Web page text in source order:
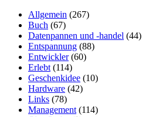
Allgemein (267)
Buch (67)
Datenpannen und -handel (44)
Entspannung (88)
Entwickler(60)
Erlebt (114)
Geschenkidee (10)
Hardware (42)
Links (78)
Management (114)